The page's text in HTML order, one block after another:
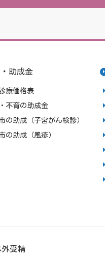
助成金
療価格表
不育の助成金
の助成（子宮がん検診）
の助成（風疹）
受精